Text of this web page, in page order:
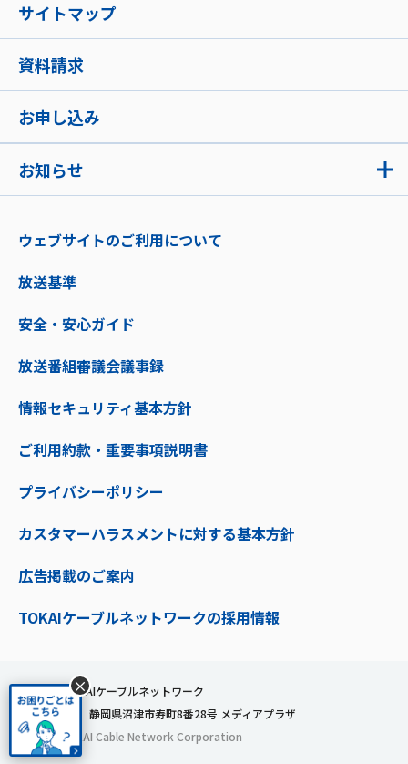
お知らせ
サイトマップ
資料請求
お申し込み
ウェブサイトのご利用について
放送基準
安全・安心ガイド
放送番組審議会議事録
情報セキュリティ基本方針
ご利用約款・重要事項説明書
プライバシーポリシー
カスタマーハラスメントに対する基本方針
広告掲載のご案内
TOKAIケーブルネットワークの採用情報
株式会社TOKAIケーブルネットワーク
〒410-0053 静岡県沼津市寿町8番28号 メディアプラザ
© 2024 TOKAI Cable Network Corporation
×